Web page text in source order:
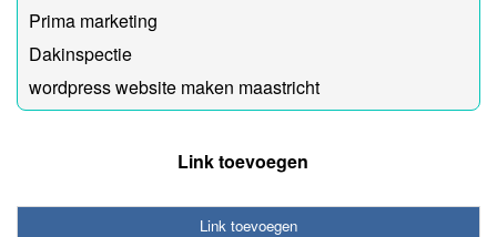
Prima marketing
Dakinspectie
wordpress website maken maastricht
Link toevoegen
Link toevoegen